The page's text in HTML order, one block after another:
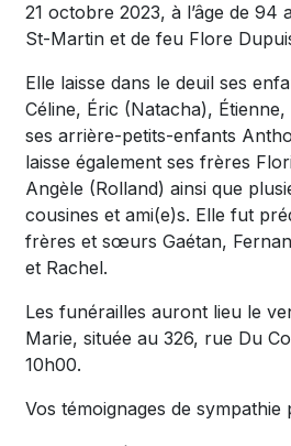
21 octobre 2023, à l’âge de
St-Martin et de feu Flore
Elle laisse dans le deuil ses
Céline, Éric (Natacha),
ses arrière-petits-enfants
laisse également ses frères
Angèle (Rolland) ainsi que
cousines et ami(e)s. Elle fut
frères et sœurs Gaétan,
et Rachel.
Les funérailles auront lieu le
Marie, située au 326, rue Du
10h00.
Vos témoignages de